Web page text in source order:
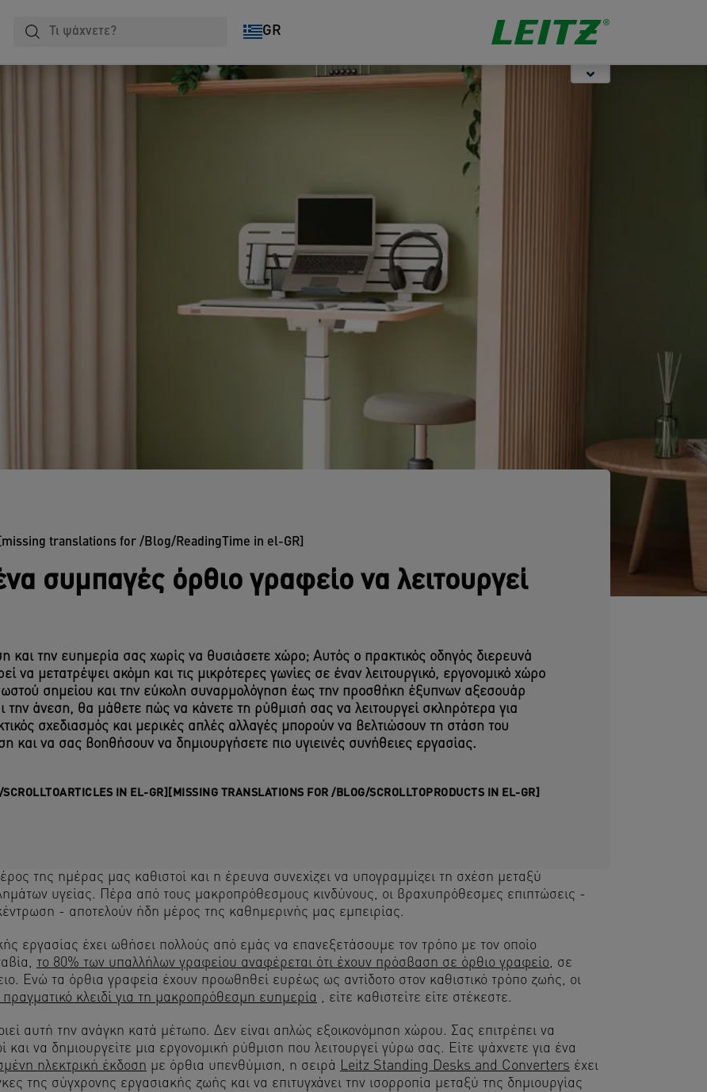
GR
Stapling &
Punching
translations for /Blog/ReadingTime in el-GR]
συμπαγές όρθιο γραφείο να λειτουργεί
και την ευημερία σας χωρίς να θυσιάσετε χώρο; Αυτός ο πρακτικός οδηγός διερευνά
να μετατρέψει ακόμη και τις μικρότερες γωνίες σε έναν λειτουργικό, εργονομικό χώρο
σημείου και την εύκολη συναρμολόγηση έως την προσθήκη έξυπνων αξεσουάρ
την άνεση, θα μάθετε πώς να κάνετε τη ρύθμισή σας να λειτουργεί σκληρότερα για
σχεδιασμός και μερικές απλές αλλαγές μπορούν να βελτιώσουν τη στάση του
και να σας βοηθήσουν να δημιουργήσετε πιο υγιεινές συνήθειες εργασίας.
IN EL-GR] [MISSING TRANSLATIONS FOR /BLOG/SCROLLTOPRODUCTS IN EL-GR]
της ημέρας μας καθιστοί και η έρευνα συνεχίζει να υπογραμμίζει τη σχέση μεταξύ
υγείας. Πέρα από τους μακροπρόθεσμους κινδύνους, οι βραχυπρόθεσμες επιπτώσεις -
- αποτελούν ήδη μέρος της καθημερινής μας εμπειρίας.
εργασίας έχει ωθήσει πολλούς από εμάς να επανεξετάσουμε τον τρόπο με τον οποίο
το 80% των υπαλλήλων γραφείου αναφέρεται ότι έχουν πρόσβαση σε όρθιο γραφείο, σε
Ενώ τα όρθια γραφεία έχουν προωθηθεί ευρέως ως αντίδοτο στον καθιστικό τρόπο ζωής, οι
πραγματικό κλειδί για τη μακροπρόθεσμη ευημερία , είτε καθιστείτε είτε στέκεστε.
αυτή την ανάγκη κατά μέτωπο. Δεν είναι απλώς εξοικονόμηση χώρου. Σας επιτρέπει να
και να δημιουργείτε μια εργονομική ρύθμιση που λειτουργεί γύρω σας. Είτε ψάχνετε για ένα
ηλεκτρική έκδοση με όρθια υπενθύμιση, η σειρά Leitz Standing Desks and Converters έχει
της σύγχρονης εργασιακής ζωής και να επιτυγχάνει την ισορροπία μεταξύ της δημιουργίας